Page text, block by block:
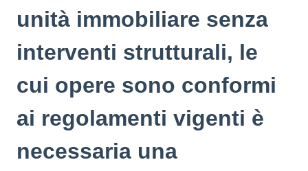
unità immobiliare senza
interventi strutturali, le
cui opere sono conformi
ai regolamenti vigenti è
necessaria una